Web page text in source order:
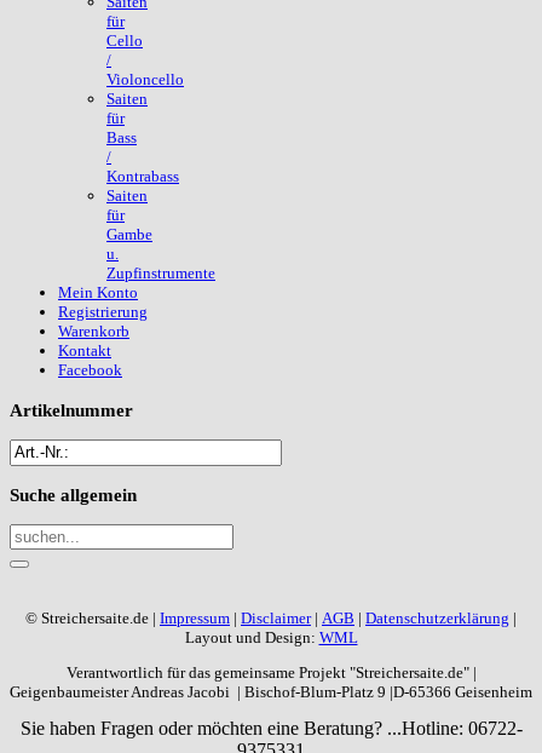
für
Cello
/
Violoncello
Saiten
für
Bass
/
Kontrabass
Saiten
für
Gambe
u.
Zupfinstrumente
Mein Konto
Registrierung
Warenkorb
Kontakt
Facebook
Artikelnummer
Suche allgemein
© Streichersaite.de | Impressum | Disclaimer| AGB | Datenschutzerklärung |
Layout und Design: WML
Verantwortlich für das gemeinsame Projekt "Streichersaite.de" |
Geigenbaumeister Andreas Jacobi | Bischof-Blum-Platz 9 |D-65366 Geisenheim
Sie haben Fragen oder möchten eine Beratung? ...Hotline: 06722-